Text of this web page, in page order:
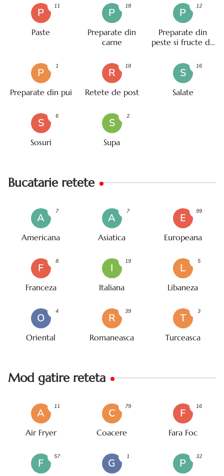
P
Paste
11
P
Preparate din
carne
18
P
Preparate din
peste si fructe de
12
P
Preparate din pui
1
R
Retete de post
18
S
Salate
16
S
Sosuri
6
S
Supa
2
Bucatarie retete
A
Americana
7
A
Asiatica
7
E
Europeana
99
F
Franceza
8
I
Italiana
19
L
Libaneza
5
O
Oriental
4
R
Romaneasca
39
T
Turceasca
3
Mod gatire reteta
A
Air Fryer
11
C
Coacere
79
F
Fara Foc
16
F
57
G
1
P
32